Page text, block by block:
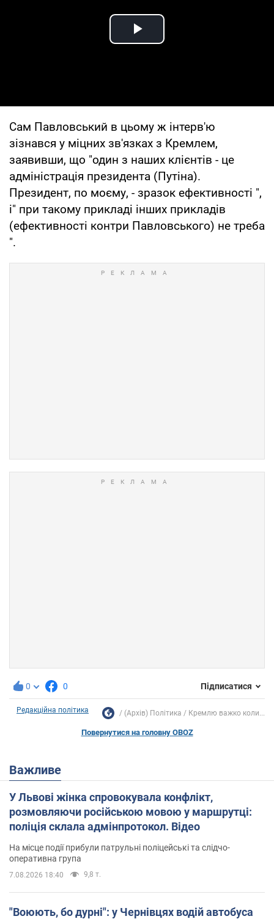
Play Video
Сам Павловський в цьому ж інтерв'ю
зізнався у міцних зв'язках з Кремлем,
заявивши, що "один з наших клієнтів - це
адміністрація президента (Путіна).
Президент, по моєму, - зразок ефективності ",
і" при такому прикладі інших прикладів
(ефективності контри Павловського) не треба
".
0 0 Підписатися
Редакційна політика (Архів) Політика Кремлю важко коли...
Повернутися на головну OBOZ
Важливе
У Львові жінка спровокувала конфлікт,
розмовляючи російською мовою у маршрутці:
поліція склала адмінпротокол. Відео
На місце події прибули патрульні поліцейські та слідчо-
оперативна група
7.08.2026 18:40 9,8 т.
"Воюють, бо дурні": у Чернівцях водій автобуса